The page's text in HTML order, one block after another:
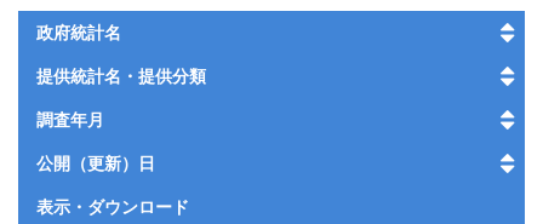
政府統計名
提供統計名・提供分類
調査年月
公開（更新）日
表示・ ダウンロード